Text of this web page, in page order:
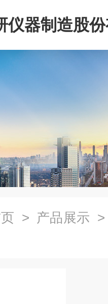
仪器制造股
> 产品展示